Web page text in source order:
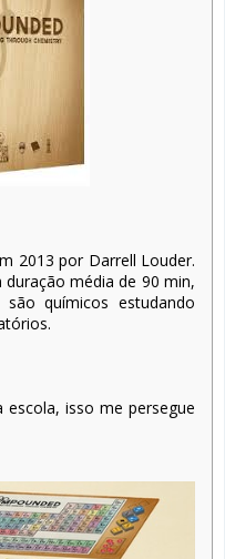
2013 por Darrell Louder.
média de 90 min,
químicos estudando
isso me persegue